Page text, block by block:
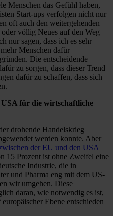
Menschen das Gefühl haben,
Start-ups verfolgen nicht nur
oft auch den weitergehenden
völlig Neues auf den Weg
nur sagen, dass ich es sehr
Menschen dafür
Die entscheidende
zu sorgen, dass dieser Trend
dafür zu schaffen, dass sich
USA für die wirtschaftliche
drohende Handelskrieg
werden konnte. Aber
der EU und den USA
15 Prozent ist ohne Zweifel eine
Industrie, die in
und Pharma eng mit dem US-
wir umgehen. Diese
daran, wie notwendig es ist,
Ebene entschieden